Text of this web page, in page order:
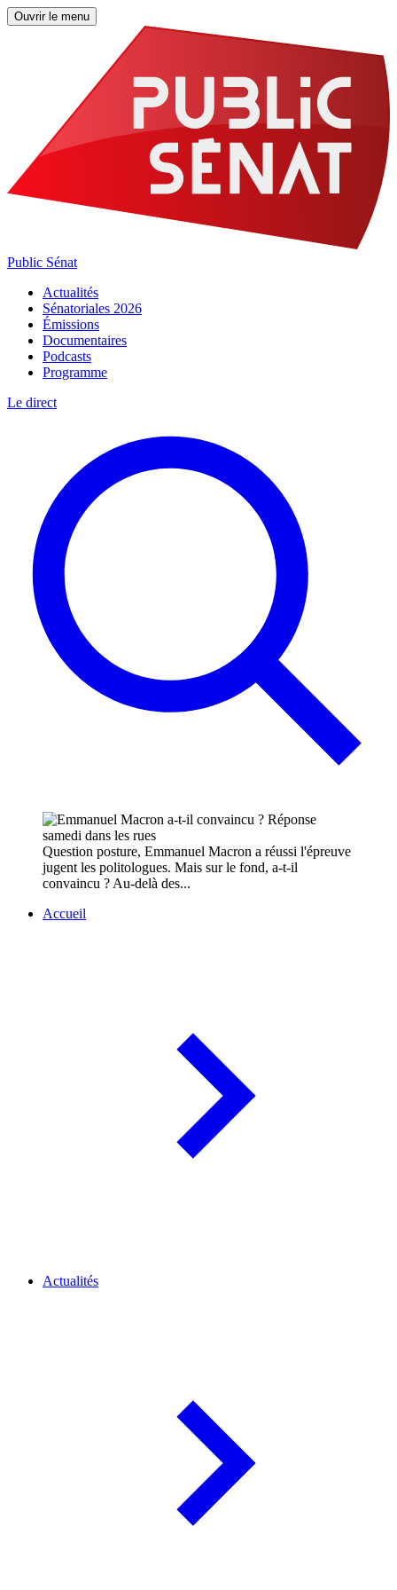
Ouvrir le menu
Public Sénat
Actualités
Sénatoriales 2026
Émissions
Documentaires
Podcasts
Programme
Le direct
Question posture, Emmanuel Macron a réussi l'épreuve
jugent les politologues. Mais sur le fond, a-t-il
convaincu ? Au-delà des...
Accueil
Actualités